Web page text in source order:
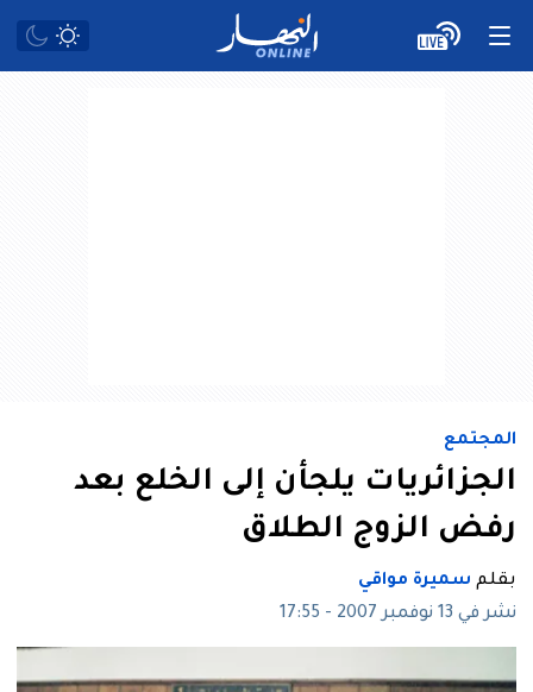
المجتمع
الجزائريات يلجأن إلى الخلع بعد
رفض الزوج الطلاق
بقلم سميرة مواقي
نشر في 13 نوفمبر 2007 - 17:55